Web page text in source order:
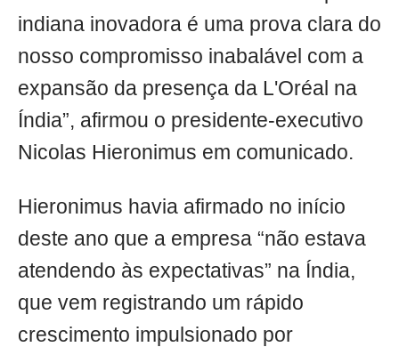
indiana inovadora é uma prova clara do
nosso compromisso inabalável com a
expansão da presença da L'Oréal na
Índia”, afirmou o presidente-executivo
Nicolas Hieronimus em comunicado.
Hieronimus havia afirmado no início
deste ano que a empresa “não estava
atendendo às expectativas” na Índia,
que vem registrando um rápido
crescimento impulsionado por